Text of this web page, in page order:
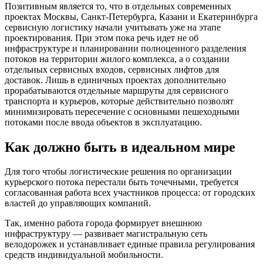
Позитивным является то, что в отдельных современных
проектах Москвы, Санкт-Петербурга, Казани и Екатеринбурга
сервисную логистику начали учитывать уже на этапе
проектирования. При этом пока речь идет не об
инфраструктуре и планировании полноценного разделения
потоков на территории жилого комплекса, а о создании
отдельных сервисных входов, сервисных лифтов для
доставок. Лишь в единичных проектах дополнительно
прорабатываются отдельные маршруты для сервисного
транспорта и курьеров, которые действительно позволят
минимизировать пересечение с основными пешеходными
потоками после ввода объектов в эксплуатацию.
Как должно быть в идеальном мире
Для того чтобы логистические решения по организации
курьерского потока перестали быть точечными, требуется
согласованная работа всех участников процесса: от городских
властей до управляющих компаний.
Так, именно работа города формирует внешнюю
инфраструктуру — развивает магистральную сеть
велодорожек и устанавливает единые правила регулирования
средств индивидуальной мобильности.